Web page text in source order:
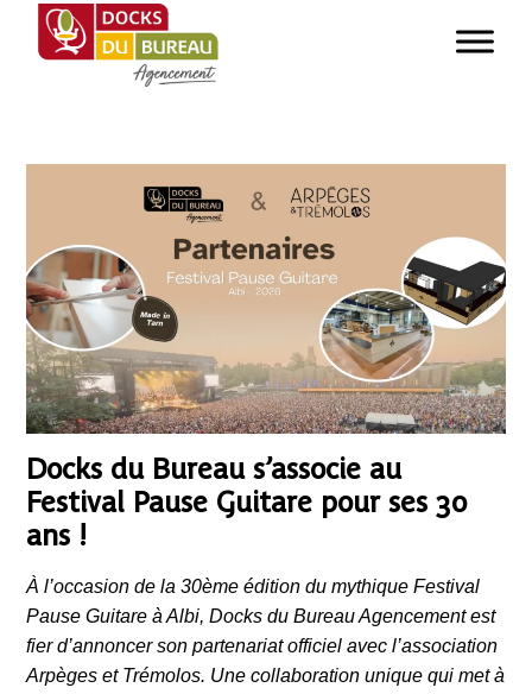
Docks du Bureau s’associe au
Festival Pause Guitare pour ses 30
ans !
À l’occasion de la 30ème édition du mythique Festival
Pause Guitare à Albi, Docks du Bureau Agencement est
fier d’annoncer son partenariat officiel avec l’association
Arpèges et Trémolos. Une collaboration unique qui met à